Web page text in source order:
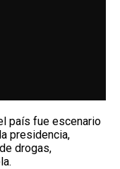
país fue escenario
presidencia,
drogas,